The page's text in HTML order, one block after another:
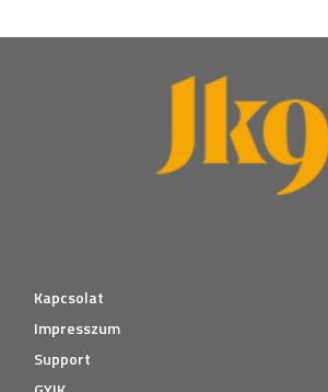
Kapcsolat
Impresszum
Support